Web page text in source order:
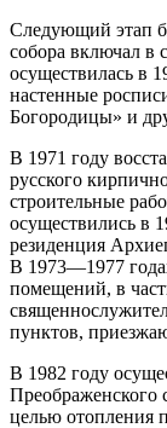
Следующий этап
собора включал в
осуществилась в
настенные
Богородицы» и
В 1971 году
русского
строительные
осуществились в
резиденция
В 1973—1977
помещений, в
пунктов,
В 1982 году
Преображенского
целью отопления